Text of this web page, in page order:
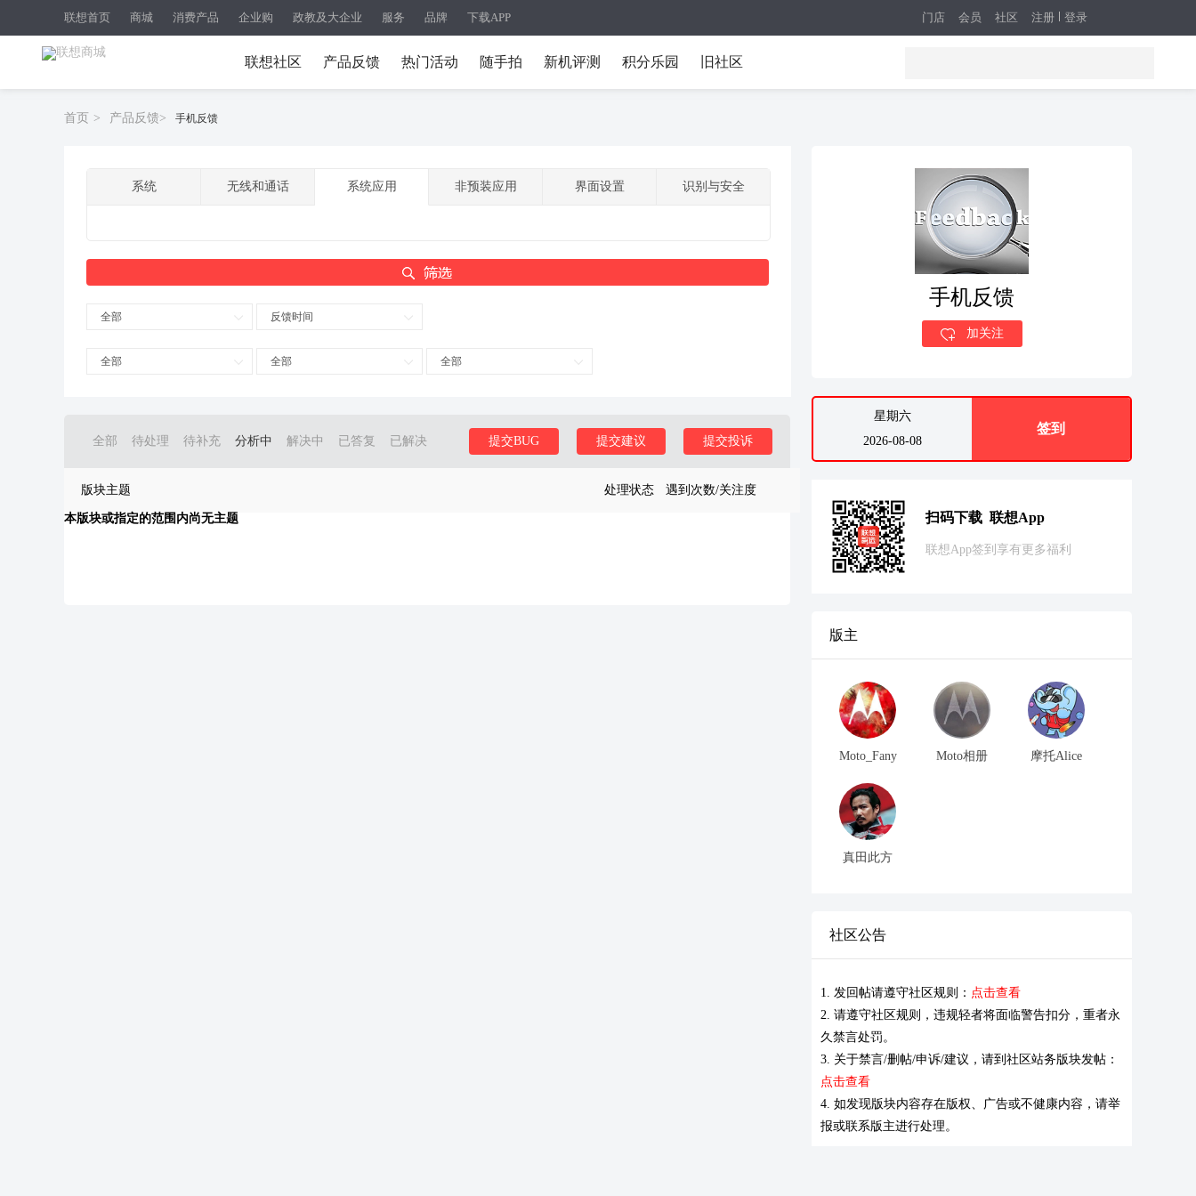
联想首页 商城 消费产品 企业购 政教及大企业 服务 品牌 下载APP 注册 登录
门店 会员 社区
联想社区 产品反馈 热门活动 随手拍 新机评测 积分乐园 旧社区
首页 > 产品反馈> 手机反馈
系统 无线和通话 系统应用 非预装应用 界面设置 识别与安全
全部 反馈时间
全部 全部 全部
全部 待处理 待补充 分析中 解决中 已答复 已解决 提交投诉
提交建议
提交BUG
版块主题 处理状态 遇到次数/关注度
本版块或指定的范围内尚无主题
手机反馈
加关注
星期六
2026-08-08
签到
扫码下载 联想App
联想App签到享有更多福利
版主
Moto_Fany Moto相册 摩托Alice
真田此方
社区公告
1. 发回帖请遵守社区规则： 点击查看
2. 请遵守社区规则，违规轻者将面临警告扣分，重者永
久禁言处罚。
3. 关于禁言/删帖/申诉/建议，请到社区站务版块发帖：
点击查看
4. 如发现版块内容存在版权、广告或不健康内容，请举
报或联系版主进行处理。